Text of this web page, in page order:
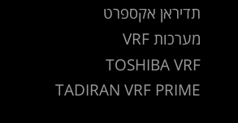
תדיראן אקספרט
מערכות VRF
TOSHIBA VRF
TADIRAN VRF PRIME